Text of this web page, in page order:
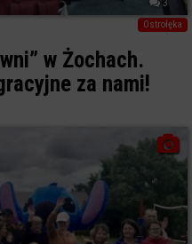
Ostrołęka
w Żochach.
za nami!